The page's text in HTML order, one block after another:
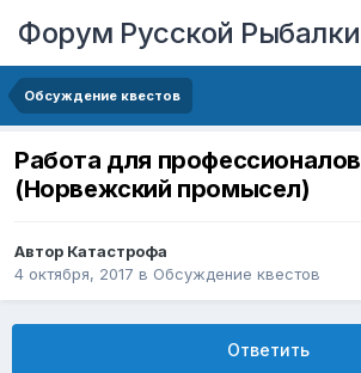
Форум Русской Рыбалки
Обсуждение квестов
Работа для профессионалов
(Норвежский промысел)
Автор Катастрофа
4 октября, 2017 в Обсуждение квестов
Ответить